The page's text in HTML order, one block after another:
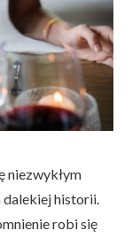
niezwykłym
dalekiej historii.
robi się